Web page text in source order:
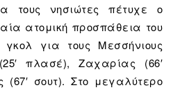
τους νησιώτες πέτυχε ο
ατομική προσπάθεια του
για τους Μεσσήνιους
πλασέ), Ζαχαρίας (66′
(67′ σουτ). Στο μεγαλύτερο